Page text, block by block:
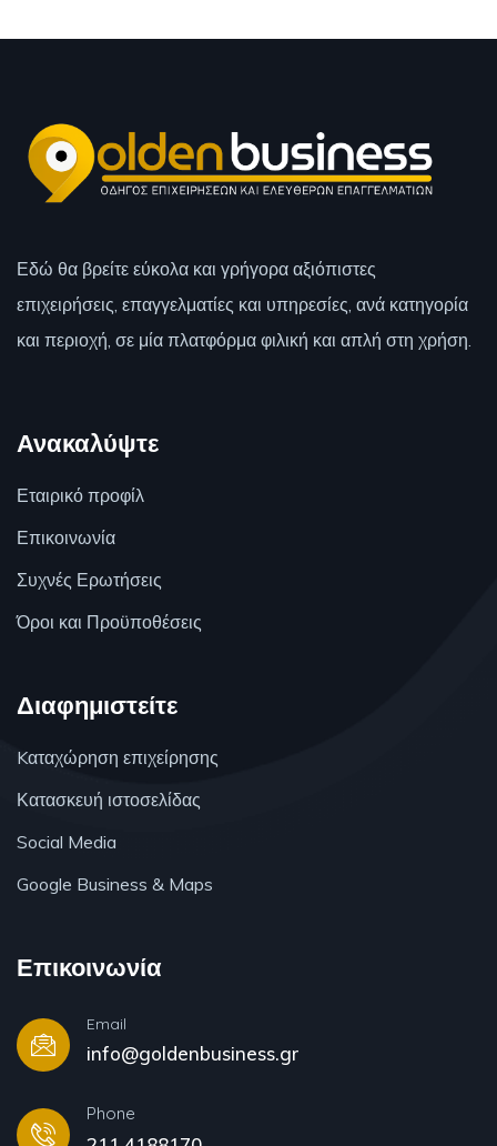
Εδώ θα βρείτε εύκολα και γρήγορα αξιόπιστες
επιχειρήσεις, επαγγελματίες και υπηρεσίες, ανά κατηγορία
και περιοχή, σε μία πλατφόρμα φιλική και απλή στη χρήση.
Ανακαλύψτε
Εταιρικό προφίλ
Επικοινωνία
Συχνές Ερωτήσεις
Όροι και Προϋποθέσεις
Διαφημιστείτε
Kαταχώρηση επιχείρησης
Κατασκευή ιστοσελίδας
Social Media
Google Business & Maps
Επικοινωνία
Email
info@goldenbusiness.gr
Phone